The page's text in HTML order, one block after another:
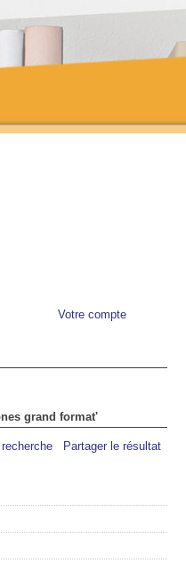
Votre compte
grand format'
Partager le résultat